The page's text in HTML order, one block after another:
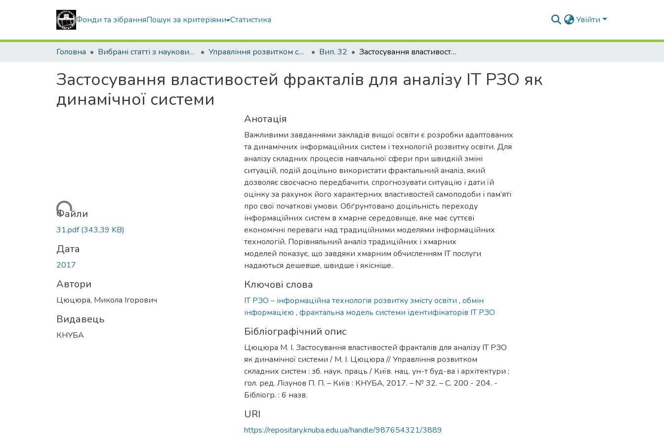
Фонди та зібранняПошук за критеріями Статистика Увійти
Головна Вибрані статті з наукових збірників КНУБА Управління розвитком складних систем Вип. 32 Застосування властивостей фракталів для аналізу ІТ РЗО як динамічної системи
Застосування властивостей фракталів для аналізу ІТ РЗО як
динамічної системи
Вантажиться...Файли
31.pdf(343,39 KB)
Дата
2017
Автори
Цюцюра, Микола Ігорович
Видавець
КНУБА
Анотація
Важливими завданнями закладів вищої освіти є розробки адаптованих
та динамічних інформаційних систем і технологій розвитку освіти. Для
аналізу складних процесів навчальної сфери при швидкій зміні
ситуацій, подій доцільно використати фрактальний аналіз, який
дозволяє своєчасно передбачити, спрогнозувати ситуацію і дати їй
оцінку за рахунок його характерних властивостей самоподоби і пам’яті
про свої початкові умови. Обґрунтовано доцільність переходу
інформаційних систем в хмарне середовище, яке має суттєві
економічні переваги над традиційними моделями інформаційних
технологій. Порівняльний аналіз традиційних і хмарних
моделей показує, що завдяки хмарним обчисленням ІТ послуги
надаються дешевше, швидше і якісніше.
Ключові слова
ІТ РЗО – інформаційна технологія розвитку змісту освіти , обмін
інформацією , фрактальна модель системи ідентифікаторів ІТ РЗО
Бібліографічний опис
Цюцюра М. І. Застосування властивостей фракталів для аналізу ІТ РЗО
як динамічної системи / М. І. Цюцюра // Управління розвитком
складних систем : зб. наук. праць / Київ. нац. ун-т буд-ва і архітектури ;
гол. ред. Лізунов П. П. – Київ : КНУБА, 2017. – № 32. – С. 200 - 204. -
Бібліогр. : 6 назв.
URI
https://repositary.knuba.edu.ua/handle/987654321/3889